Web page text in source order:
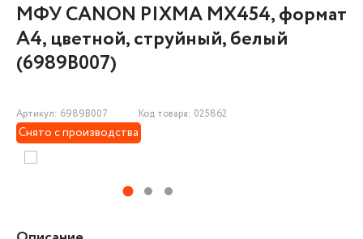
МФУ CANON PIXMA MX454, формат
А4, цветной, струйный, белый
(6989B007)
Артикул: 6989B007 Код товара: 025862
Снято с производства